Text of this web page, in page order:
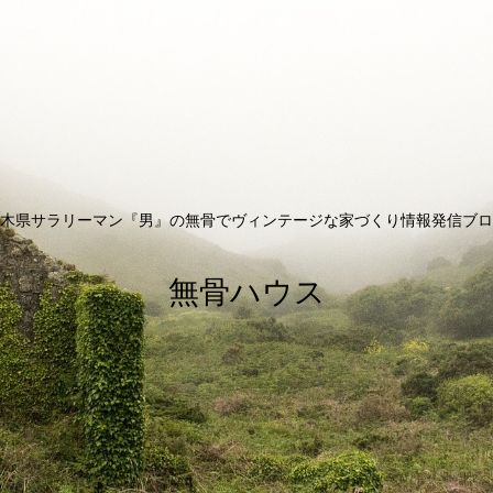
県サラリーマン『男』の無骨でヴィンテージな家づくり情報発信ブ
無骨ハウス